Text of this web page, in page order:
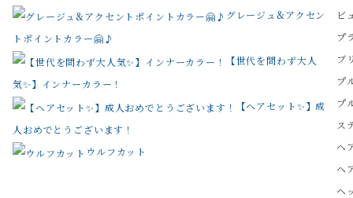
グレージュ&アクセン
トポイントカラー🤗♪
【世代を問わず大人
気✨】インナーカラー！
【ヘアセット✨】成
人おめでとうございます！
ウルフカット
ビ
プ
ブ
プ
プ
ス
ヘ
ヘ
ヘ